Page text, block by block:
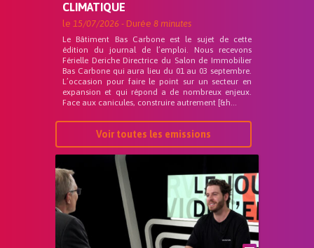
CLIMATIQUE
le 15/07/2026 - Durée 8 minutes
Le Bâtiment Bas Carbone est le sujet de cette
édition du journal de l’emploi. Nous recevons
Férielle Deriche Directrice du Salon de Immobilier
Bas Carbone qui aura lieu du 01 au 03 septembre.
L’occasion pour faire le point sur un secteur en
expansion et qui répond a de nombreux enjeux.
Face aux canicules, construire autrement [&h...
Voir toutes les emissions